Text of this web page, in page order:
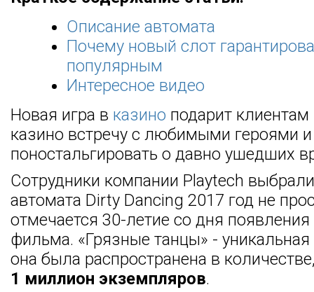
Описание автомата
Почему новый слот
популярным
Интересное видео
Новая игра в казино подарит клиентам
казино встречу с любимыми героями
поностальгировать о давно ушедших
Сотрудники компании Playtech
автомата Dirty Dancing 2017 год не
отмечается 30-летие со дня появления
фильма. «Грязные танцы» - уникальная
она была распространена в
1 миллион экземпляров.